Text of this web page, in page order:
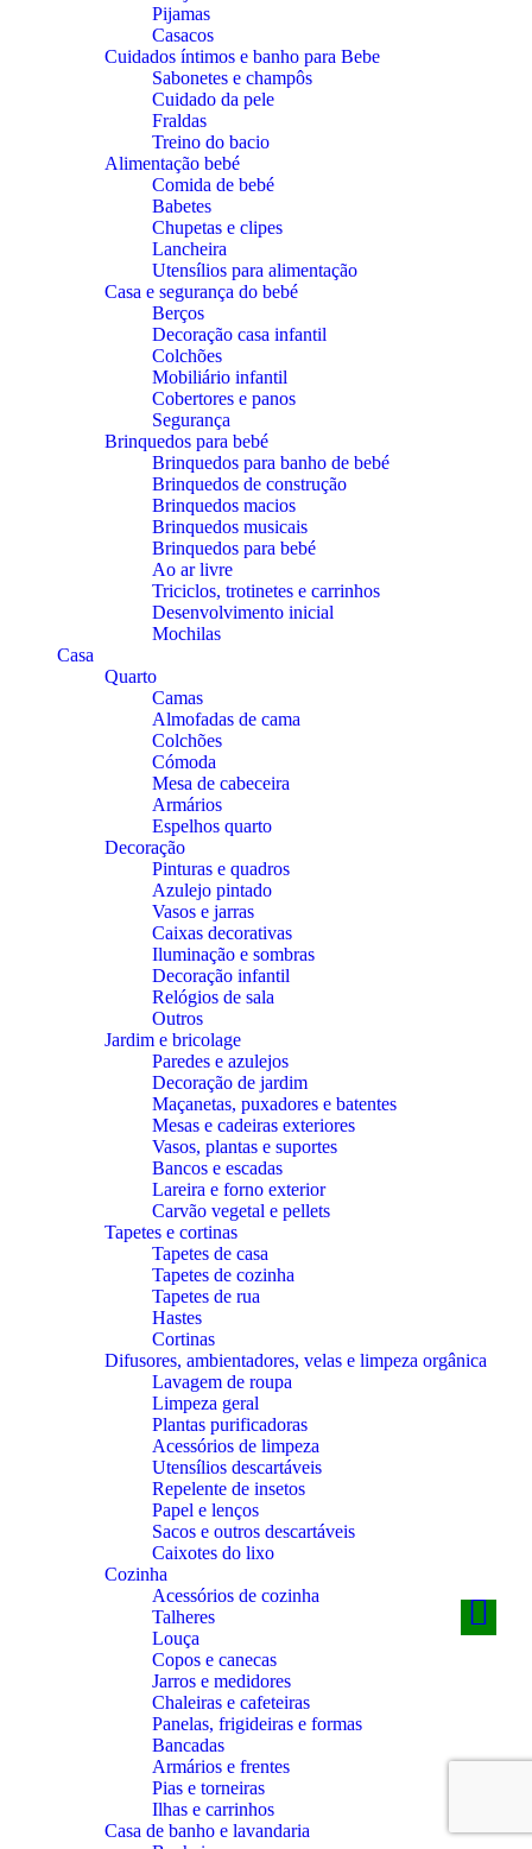
Pijamas
Casacos
Cuidados íntimos e banho para Bebe
Sabonetes e champôs
Cuidado da pele
Fraldas
Treino do bacio
Alimentação bebé
Comida de bebé
Babetes
Chupetas e clipes
Lancheira
Utensílios para alimentação
Casa e segurança do bebé
Berços
Decoração casa infantil
Colchões
Mobiliário infantil
Cobertores e panos
Segurança
Brinquedos para bebé
Brinquedos para banho de bebé
Brinquedos de construção
Brinquedos macios
Brinquedos musicais
Brinquedos para bebé
Ao ar livre
Triciclos, trotinetes e carrinhos
Desenvolvimento inicial
Mochilas
Casa
Quarto
Camas
Almofadas de cama
Colchões
Cómoda
Mesa de cabeceira
Armários
Espelhos quarto
Decoração
Pinturas e quadros
Azulejo pintado
Vasos e jarras
Caixas decorativas
Iluminação e sombras
Decoração infantil
Relógios de sala
Outros
Jardim e bricolage
Paredes e azulejos
Decoração de jardim
Maçanetas, puxadores e batentes
Mesas e cadeiras exteriores
Vasos, plantas e suportes
Bancos e escadas
Lareira e forno exterior
Carvão vegetal e pellets
Tapetes e cortinas
Tapetes de casa
Tapetes de cozinha
Tapetes de rua
Hastes
Cortinas
Difusores, ambientadores, velas e limpeza orgânica
Lavagem de roupa
Limpeza geral
Plantas purificadoras
Acessórios de limpeza
Utensílios descartáveis
Repelente de insetos
Papel e lenços
Sacos e outros descartáveis
Caixotes do lixo
Cozinha
Acessórios de cozinha
Talheres
Louça
Copos e canecas
Jarros e medidores
Chaleiras e cafeteiras
Panelas, frigideiras e formas
Bancadas
Armários e frentes
Pias e torneiras
Ilhas e carrinhos
Casa de banho e lavandaria